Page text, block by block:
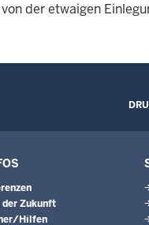
der etwaigen
Zukunft
Hilfen